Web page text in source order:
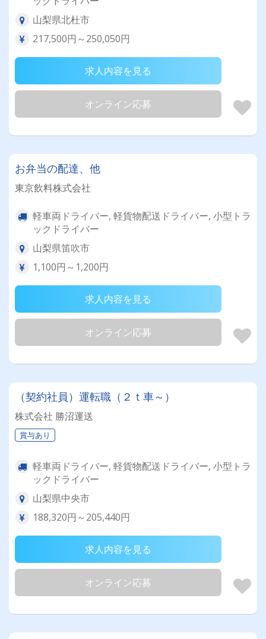
山梨県北杜市
217,500円～250,050円
求人内容を見る
オンライン応募
お弁当の配達、他
東京飲料株式会社
軽車両ドライバー, 軽貨物配送ドライバー, 小型トラ
ックドライバー
山梨県笛吹市
1,100円～1,200円
求人内容を見る
オンライン応募
（契約社員）運転職（２ｔ車～）
株式会社 勝沼運送
賞与あり
軽車両ドライバー, 軽貨物配送ドライバー, 小型トラ
ックドライバー
山梨県中央市
188,320円～205,440円
求人内容を見る
オンライン応募